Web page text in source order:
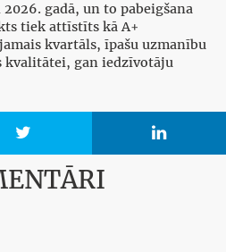
gadā, un to pabeigšana
tiek attīstīts kā A+
kvartāls, īpašu uzmanību
kvalitātei, gan iedzīvotāju
 